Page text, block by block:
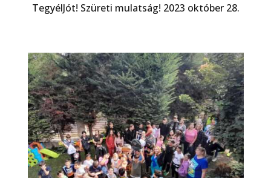
TegyélJót! Szüreti mulatság! 2023 október 28.